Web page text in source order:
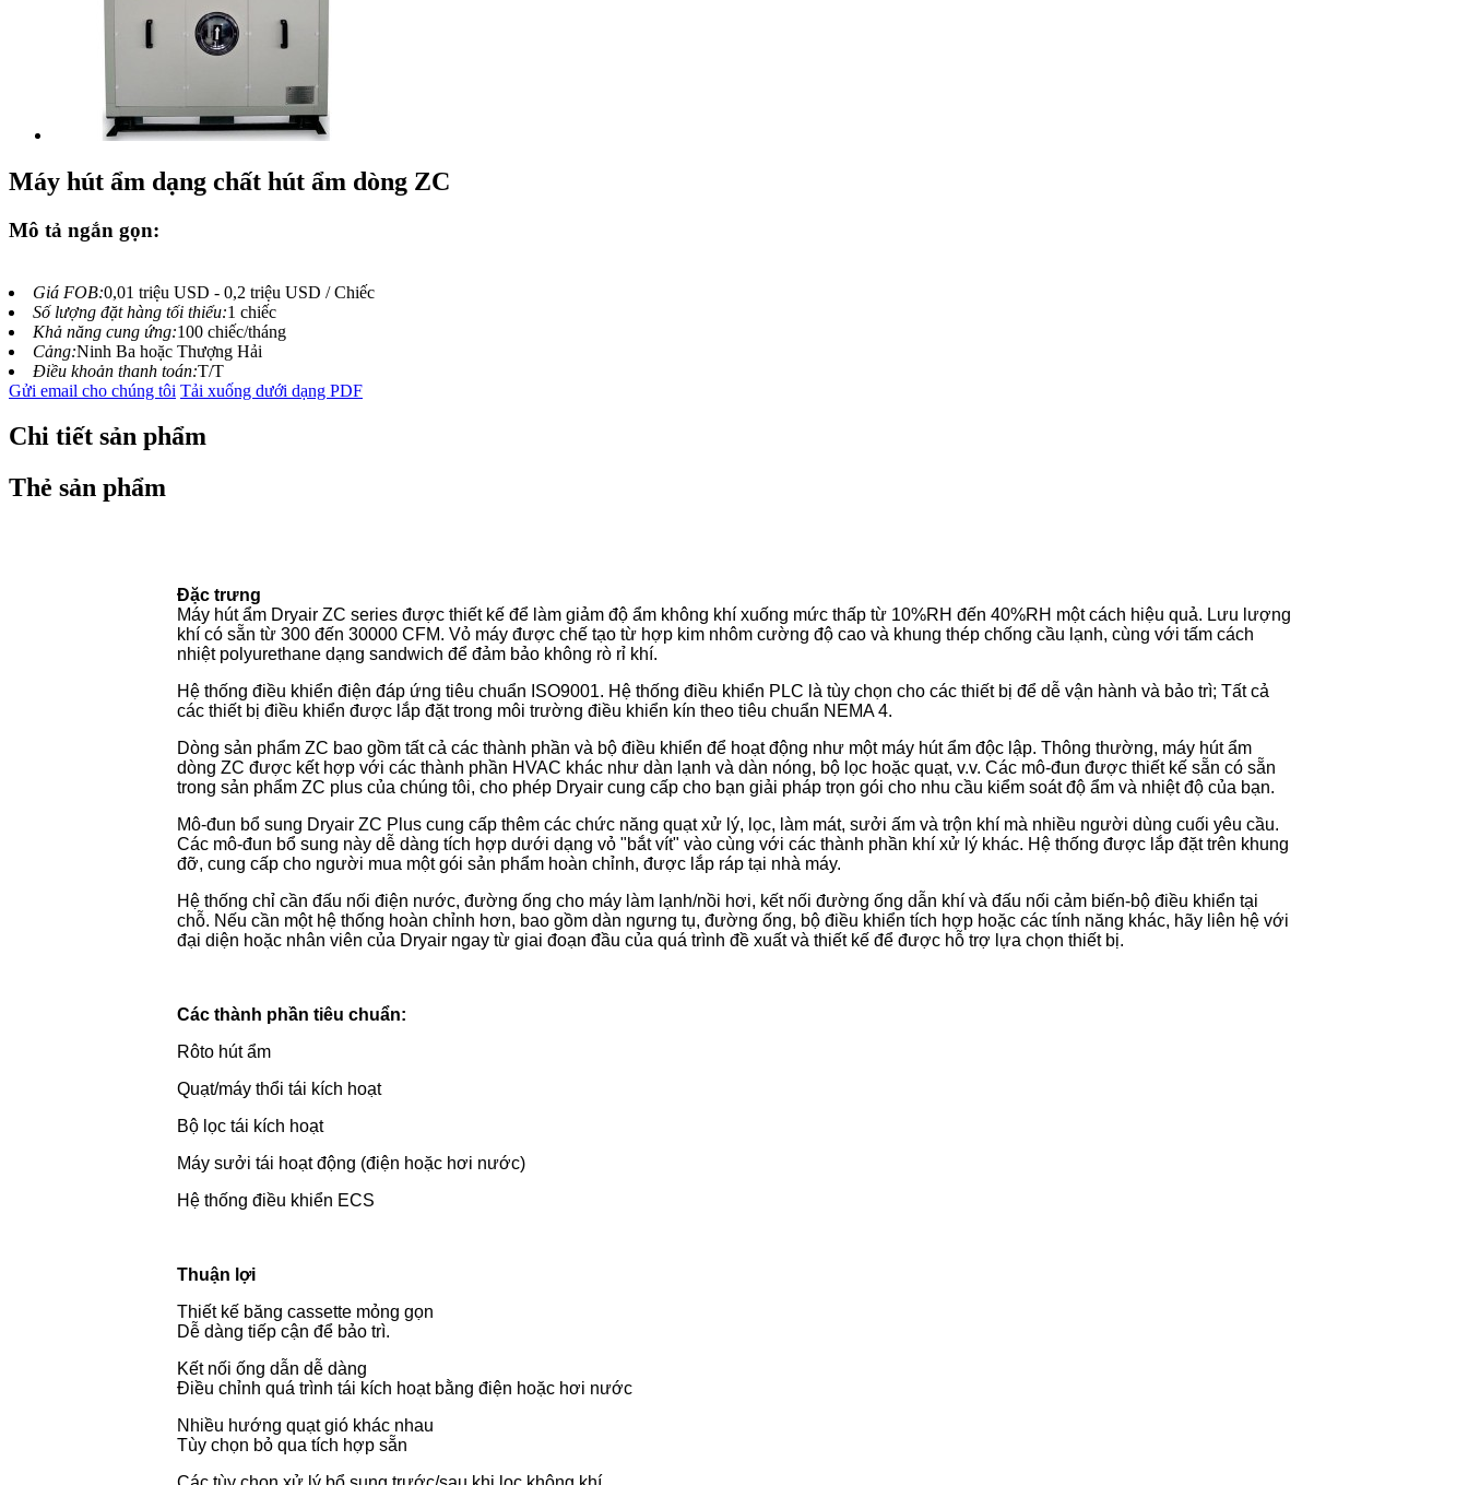
Máy hút ẩm dạng chất hút ẩm dòng ZC
Mô tả ngắn gọn:
Giá FOB:0,01 triệu USD - 0,2 triệu USD / Chiếc
Số lượng đặt hàng tối thiểu:1 chiếc
Khả năng cung ứng:100 chiếc/tháng
Cảng:Ninh Ba hoặc Thượng Hải
Điều khoản thanh toán:T/T
Gửi email cho chúng tôi Tải xuống dưới dạng PDF
Chi tiết sản phẩm
Thẻ sản phẩm
Đặc trưng
Máy hút ẩm Dryair ZC series được thiết kế để làm giảm độ ẩm không khí xuống mức thấp từ 10%RH đến 40%RH một cách hiệu quả. Lưu lượng
khí có sẵn từ 300 đến 30000 CFM. Vỏ máy được chế tạo từ hợp kim nhôm cường độ cao và khung thép chống cầu lạnh, cùng với tấm cách
nhiệt polyurethane dạng sandwich để đảm bảo không rò rỉ khí.
Hệ thống điều khiển điện đáp ứng tiêu chuẩn ISO9001. Hệ thống điều khiển PLC là tùy chọn cho các thiết bị để dễ vận hành và bảo trì; Tất cả
các thiết bị điều khiển được lắp đặt trong môi trường điều khiển kín theo tiêu chuẩn NEMA 4.
Dòng sản phẩm ZC bao gồm tất cả các thành phần và bộ điều khiển để hoạt động như một máy hút ẩm độc lập. Thông thường, máy hút ẩm
dòng ZC được kết hợp với các thành phần HVAC khác như dàn lạnh và dàn nóng, bộ lọc hoặc quạt, v.v. Các mô-đun được thiết kế sẵn có sẵn
trong sản phẩm ZC plus của chúng tôi, cho phép Dryair cung cấp cho bạn giải pháp trọn gói cho nhu cầu kiểm soát độ ẩm và nhiệt độ của bạn.
Mô-đun bổ sung Dryair ZC Plus cung cấp thêm các chức năng quạt xử lý, lọc, làm mát, sưởi ấm và trộn khí mà nhiều người dùng cuối yêu cầu.
Các mô-đun bổ sung này dễ dàng tích hợp dưới dạng vỏ "bắt vít" vào cùng với các thành phần khí xử lý khác. Hệ thống được lắp đặt trên khung
đỡ, cung cấp cho người mua một gói sản phẩm hoàn chỉnh, được lắp ráp tại nhà máy.
Hệ thống chỉ cần đấu nối điện nước, đường ống cho máy làm lạnh/nồi hơi, kết nối đường ống dẫn khí và đấu nối cảm biến-bộ điều khiển tại
chỗ. Nếu cần một hệ thống hoàn chỉnh hơn, bao gồm dàn ngưng tụ, đường ống, bộ điều khiển tích hợp hoặc các tính năng khác, hãy liên hệ với
đại diện hoặc nhân viên của Dryair ngay từ giai đoạn đầu của quá trình đề xuất và thiết kế để được hỗ trợ lựa chọn thiết bị.
Các thành phần tiêu chuẩn:
Rôto hút ẩm
Quạt/máy thổi tái kích hoạt
Bộ lọc tái kích hoạt
Máy sưởi tái hoạt động (điện hoặc hơi nước)
Hệ thống điều khiển ECS
Thuận lợi
Thiết kế băng cassette mỏng gọn
Dễ dàng tiếp cận để bảo trì.
Kết nối ống dẫn dễ dàng
Điều chỉnh quá trình tái kích hoạt bằng điện hoặc hơi nước
Nhiều hướng quạt gió khác nhau
Tùy chọn bỏ qua tích hợp sẵn